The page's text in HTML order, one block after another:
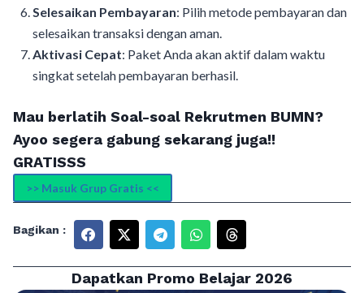
Selesaikan Pembayaran: Pilih metode pembayaran dan
selesaikan transaksi dengan aman.
Aktivasi Cepat: Paket Anda akan aktif dalam waktu
singkat setelah pembayaran berhasil.
Mau berlatih Soal-soal Rekrutmen BUMN?
Ayoo segera gabung sekarang juga!!
GRATISSS
>> Masuk Grup Gratis <<
Bagikan :
Dapatkan Promo Belajar 2026